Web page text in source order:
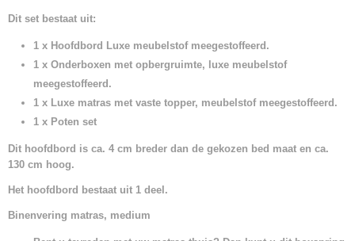
Dit set bestaat uit:
1 x Hoofdbord Luxe meubelstof meegestoffeerd.
1 x Onderboxen met opbergruimte, luxe meubelstof
meegestoffeerd.
1 x Luxe matras met vaste topper, meubelstof meegestoffeerd.
1 x Poten set
Dit hoofdbord is ca. 4 cm breder dan de gekozen bed maat en ca.
130 cm hoog.
Het hoofdbord bestaat uit 1 deel.
Binenvering matras, medium